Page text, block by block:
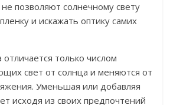
позволяют солнечному свету
и искажать оптику самих
только числом
свет от солнца и меняются от
Уменьшая или добавляя
исходя из своих предпочтений